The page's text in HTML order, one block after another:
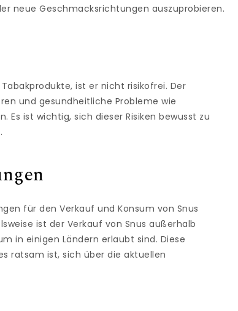
neue Geschmacksrichtungen auszuprobieren.
ist er nicht risikofrei. Der
und gesundheitliche Probleme wie
Es ist wichtig, sich dieser Risiken bewusst zu
für den Verkauf und Konsum von Snus
ist der Verkauf von Snus außerhalb
in einigen Ländern erlaubt sind. Diese
ratsam ist, sich über die aktuellen